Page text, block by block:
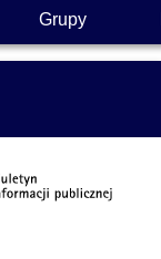
Grupy